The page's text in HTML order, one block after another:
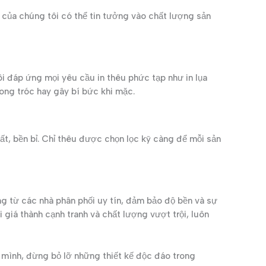
của chúng tôi có thể tin tưởng vào chất lượng sản
đáp ứng mọi yêu cầu in thêu phức tạp như in lụa
tróc hay gây bí bức khi mặc.
bền bỉ. Chỉ thêu được chọn lọc kỹ càng để mỗi sản
từ các nhà phân phối uy tín, đảm bảo độ bền và sự
giá thành cạnh tranh và chất lượng vượt trội, luôn
đừng bỏ lỡ những thiết kế độc đáo trong